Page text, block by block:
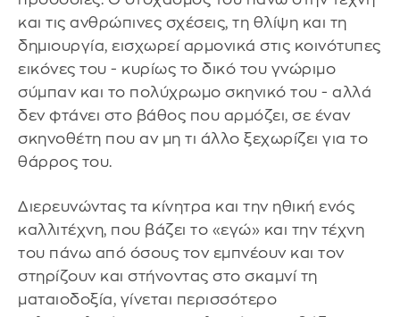
και τις ανθρώπινες σχέσεις, τη θλίψη και τη
δημιουργία, εισχωρεί αρμονικά στις κοινότυπες
εικόνες του - κυρίως το δικό του γνώριμο
σύμπαν και το πολύχρωμο σκηνικό του - αλλά
δεν φτάνει στο βάθος που αρμόζει, σε έναν
σκηνοθέτη που αν μη τι άλλο ξεχωρίζει για το
θάρρος του.
Διερευνώντας τα κίνητρα και την ηθική ενός
καλλιτέχνη, που βάζει το «εγώ» και την τέχνη
του πάνω από όσους τον εμπνέουν και τον
στηρίζουν και στήνοντας στο σκαμνί τη
ματαιοδοξία, γίνεται περισσότερο